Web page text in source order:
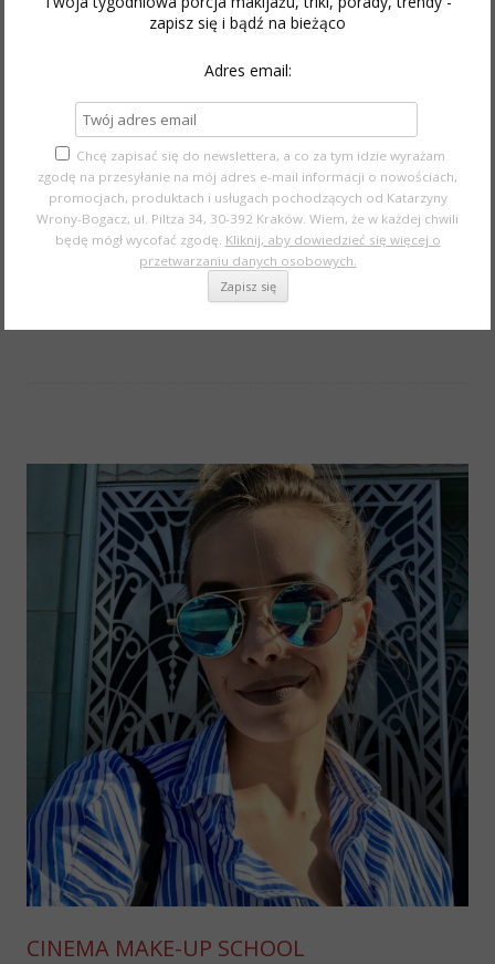
East and west coast of USA are like two different worlds. I
have left behind theNew York City
out yet, do it now with New York Citypost .
Taking a life journeythrough United States? You’ll need to
plan it perfectly – with every detail. I hope you’ll find the
inspiration with the photos and trip which I took this April.
CINEMA MAKE-UP SCHOOL
zapisz się i bądź na bieżąco
Adres email:
Chcę zapisać się do newslettera, a co za tym idzie wyrażam
zgodę na przesyłanie na mój adres e-mail informacji o nowościach,
promocjach, produktach i usługach pochodzących od Katarzyny
Wrony-Bogacz, ul. Piltza 34, 30-392 Kraków. Wiem, że w każdej chwili
będę mógł wycofać zgodę. Kliknij, aby dowiedzieć się więcej o
przetwarzaniu danych osobowych.